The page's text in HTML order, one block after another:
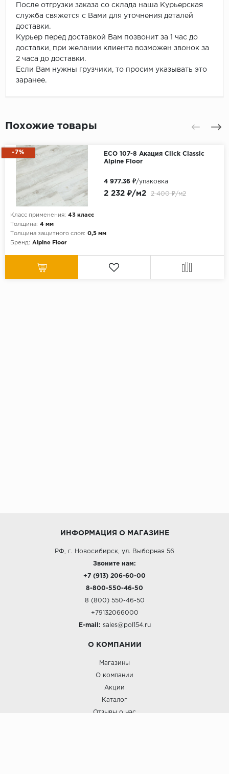
После отгрузки заказа со склада наша Курьерская
служба свяжется с Вами для уточнения деталей
доставки.
Курьер перед доставкой Вам позвонит за 1 час до
доставки, при желании клиента возможен звонок за
2 часа до доставки.
Если Вам нужны грузчики, то просим указывать это
заранее.
Похожие товары
-7%
ECO 107-8 Акация Click Classic
Alpine Floor
Класс применения: 43 класс
Толщина: 4 мм
Толщина защитного слоя: 0,5 мм
Бренд: Alpine Floor
2 232 ₽/м2 2 400 ₽/м2
4 977.36 ₽/упаковка
ИНФОРМАЦИЯ О МАГАЗИНЕ
РФ, г. Новосибирск, ул. Выборная 56
Звоните нам:
+7 (913) 206-60-00
8-800-550-46-50
8 (800) 550-46-50
+79132066000
E-mail: sales@pol154.ru
О КОМПАНИИ
Магазины
О компании
Акции
Каталог
Отзывы о нас